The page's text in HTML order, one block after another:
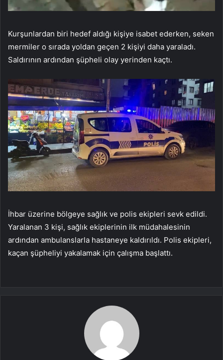
Kurşunlardan biri hedef aldığı kişiye isabet ederken, seken
mermiler o sırada yoldan geçen 2 kişiyi daha yaraladı.
Saldırının ardından şüpheli olay yerinden kaçtı.
İhbar üzerine bölgeye sağlık ve polis ekipleri sevk edildi.
Yaralanan 3 kişi, sağlık ekiplerinin ilk müdahalesinin
ardından ambulanslarla hastaneye kaldırıldı. Polis ekipleri,
kaçan şüpheliyi yakalamak için çalışma başlattı.